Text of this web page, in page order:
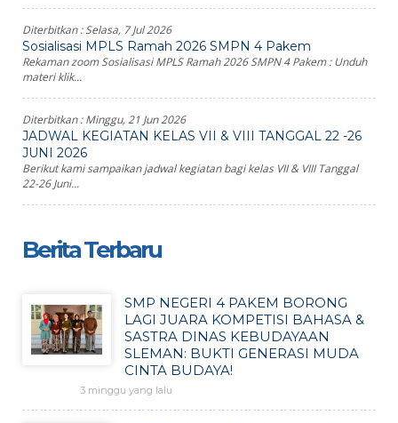
Diterbitkan :Selasa, 7 Jul 2026
Sosialisasi MPLS Ramah 2026 SMPN 4 Pakem
Rekaman zoom Sosialisasi MPLS Ramah 2026 SMPN 4 Pakem : Unduh
materi klik...
Diterbitkan :Minggu, 21 Jun 2026
JADWAL KEGIATAN KELAS VII & VIII TANGGAL 22 -26
JUNI 2026
Berikut kami sampaikan jadwal kegiatan bagi kelas VII & VIII Tanggal
22-26 Juni...
Berita Terbaru
SMP NEGERI 4 PAKEM BORONG
LAGI JUARA KOMPETISI BAHASA &
SASTRA DINAS KEBUDAYAAN
SLEMAN: BUKTI GENERASI MUDA
CINTA BUDAYA!
3 minggu yang lalu